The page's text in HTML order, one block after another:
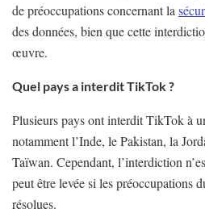
de préoccupations concernant la
des données, bien que cette
œuvre.
Quel pays a interdit TikTok ?
Plusieurs pays ont interdit TikTok à
notamment l’Inde, le Pakistan, la
Taïwan. Cependant, l’interdiction
peut être levée si les préoccupations
résolues.